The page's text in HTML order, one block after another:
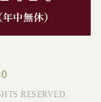
時
二十四節気とい
RESERVED.